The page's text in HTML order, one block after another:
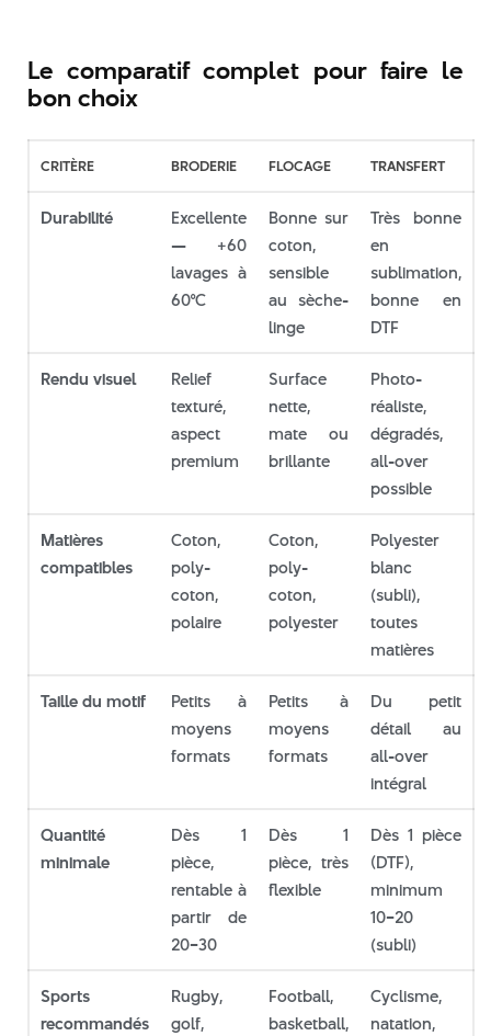
Le comparatif complet pour faire le
bon choix
CRITÈRE BRODERIE FLOCAGE TRANSFERT
Durabilité
Excellente
— +60
lavages à
60°C
Bonne sur
coton,
sensible
au sèche-
linge
Très bonne
en
sublimation,
bonne en
DTF
Rendu visuel
Relief
texturé,
aspect
premium
Surface
nette,
mate ou
brillante
Photo-
réaliste,
dégradés,
all-over
possible
Matières
compatibles
Coton,
poly-
coton,
polaire
Coton,
poly-
coton,
polyester
Polyester
blanc
(subli),
toutes
matières
Taille du motif
Petits à
moyens
formats
Petits à
moyens
formats
Du petit
détail au
all-over
intégral
Quantité
minimale
Dès 1
pièce,
rentable à
partir de
20–30
Dès 1
pièce, très
flexible
Dès 1 pièce
(DTF),
minimum
10–20
(subli)
Sports
recommandés
Rugby,
golf,
Football,
basketball,
Cyclisme,
natation,